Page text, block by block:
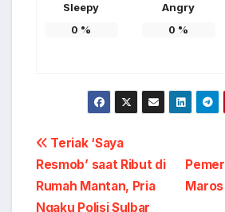
Sleepy
0 %
Angry
0 %
Post
navigation
Teriak ‘Saya
Resmob’ saat Ribut di
Rumah Mantan, Pria
Ngaku Polisi Sulbar